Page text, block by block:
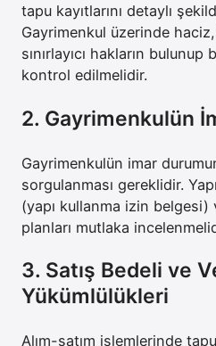
tapu kayıtlarını detaylı
Gayrimenkul üzerinde
sınırlayıcı hakların bulunup
kontrol edilmelidir.
2. Gayrimenkulün
Gayrimenkulün imar
sorgulanması gereklidir.
(yapı kullanma izin
planları mutlaka
3. Satış Bedeli ve
Yükümlülükleri
Alım-satım işlemlerinde